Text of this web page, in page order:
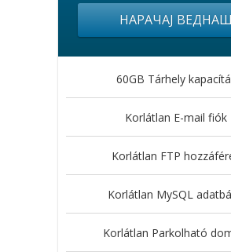
НАРАЧАЈ ВЕДНАШ
60GB Tárhely
Korlátlan E-mail fiók
Korlátlan FTP
Korlátlan MySQL
Korlátlan Parkolható